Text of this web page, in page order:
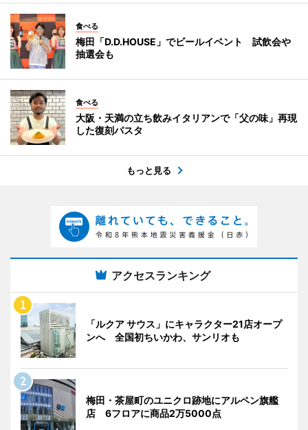
食べる
梅田「D.D.HOUSE」でビールイベント 試飲会や
抽選会も
食べる
大阪・天満の立ち飲みイタリアンで「父の味」再現
した復刻パスタ
もっと見る
アクセスランキング
「ルクア サウス」にキャラクター21店オープ
ンへ 全国初ちいかわ、サンリオも
梅田・茶屋町のユニクロ跡地にアルペン旗艦
店 6フロアに商品2万5000点